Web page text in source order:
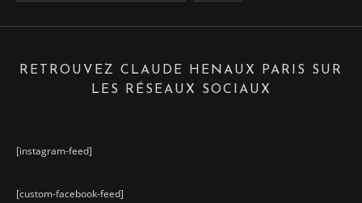
RETROUVEZ CLAUDE HENAUX PARIS SUR
LES RÉSEAUX SOCIAUX
[instagram-feed]
[custom-facebook-feed]